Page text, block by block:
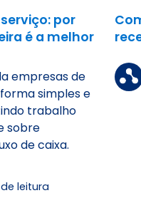
por
é a melhor
empresas de
simples e
trabalho
sobre
de caixa.
leitura